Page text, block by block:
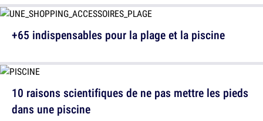
+65 indispensables pour la plage et la piscine
10 raisons scientifiques de ne pas mettre les pieds
dans une piscine